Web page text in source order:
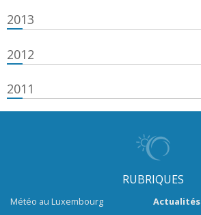
2013
2012
2011
RUBRIQUES
Météo au Luxembourg
Actualités